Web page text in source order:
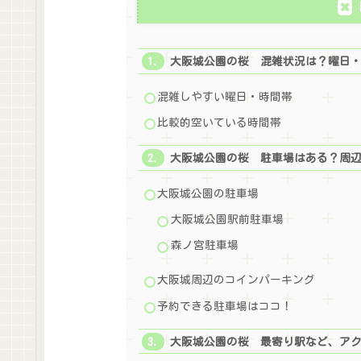
大阪城公園の桜 混雑状況は？曜日
混雑しやすい曜日・時間帯
比較的空いている時間帯
大阪城公園の桜 駐車場はある？周
大阪城公園の駐車場
大阪城公園駅前駐車場
森ノ宮駐車場
大阪城周辺のコインパーキング
予約できる駐車場はココ！
大阪城公園の桜 最寄り駅など、ア